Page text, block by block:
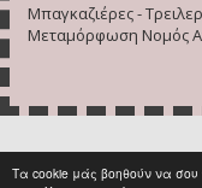
Τα cookie μάς βοηθούν να σου
Μπαγκαζιέρες -
Μεταμόρφωση Νομός